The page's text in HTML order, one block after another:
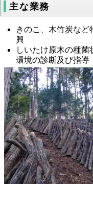
主な業務
きのこ、木竹炭など
興
しいたけ原木の種菌
環境の診断及び指導